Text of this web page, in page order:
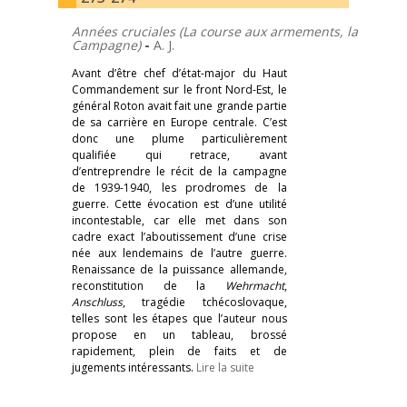
Années cruciales (La course aux armements, la
Campagne) - A. J.
Avant d’être chef d’état-major du Haut
Commandement sur le front Nord-Est, le
général Roton avait fait une grande partie
de sa carrière en Europe centrale. C’est
donc une plume particulièrement
qualifiée qui retrace, avant
d’entreprendre le récit de la campagne
de 1939-1940, les prodromes de la
guerre. Cette évocation est d’une utilité
incontestable, car elle met dans son
cadre exact l’aboutissement d’une crise
née aux lendemains de l’autre guerre.
Renaissance de la puissance allemande,
reconstitution de la
Wehrmacht,
Anschluss, tragédie tchécoslovaque,
telles sont les étapes que l’auteur nous
propose en un tableau, brossé
rapidement, plein de faits et de
jugements intéressants. Lire la suite